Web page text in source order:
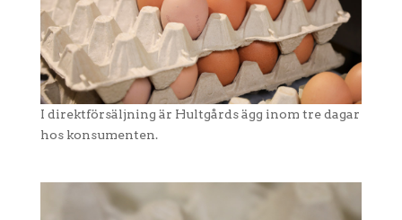
I direktförsäljning är Hultgårds ägg inom tre dagar
hos konsumenten.